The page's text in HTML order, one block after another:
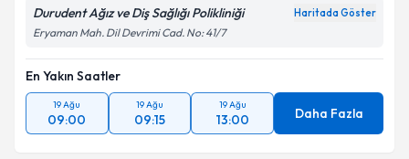
Durudent Ağız ve Diş Sağlığı Polikliniği Haritada Göster
Eryaman Mah. Dil Devrimi Cad. No: 41/7
En Yakın Saatler
19 Ağu
09:00
19 Ağu
09:15
19 Ağu
13:00 Daha Fazla